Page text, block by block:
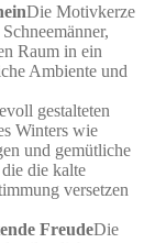
Die Motivkerze
Raum in ein
Ambiente und
gestalteten
Winters wie
und gemütliche
die kalte
versetzen
FreudeDie